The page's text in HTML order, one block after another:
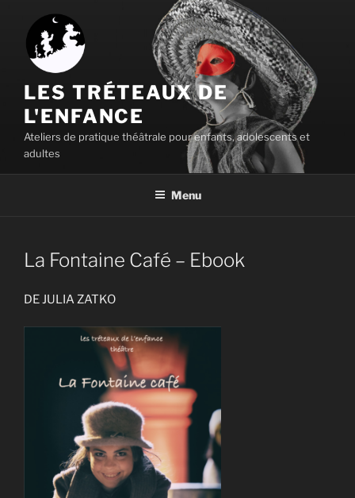
contenu
principal
LES TRÉTEAUX DE
L'ENFANCE
Ateliers de pratique théâtrale pour enfants, adolescents et
adultes
Menu
La Fontaine Café – Ebook
DE JULIA ZATKO